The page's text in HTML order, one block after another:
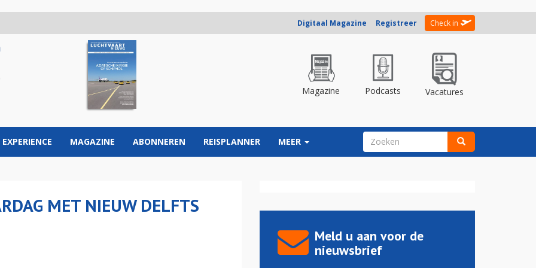
Digitaal Magazine Registreer Check in
Magazine Podcasts Vacatures
EXPERIENCE MAGAZINE ABONNEREN REISPLANNER MEER ZOEKVELD
MET NIEUW DELFTS
Meld u aan voor de
nieuwsbrief